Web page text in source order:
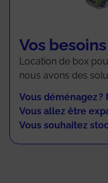
Vos
Location de box
nous avons des
Vous déménagez
Vous allez être
Vous souhaitez